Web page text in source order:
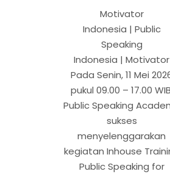
Motivator
Indonesia | Public
Speaking
Indonesia | Motivator
Pada Senin, 11 Mei
pukul 09.00 – 17.00
Public Speaking
sukses
menyelenggarakan
kegiatan Inhouse
Public Speaking for